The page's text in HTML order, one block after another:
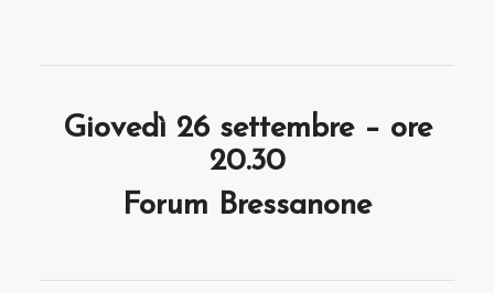
Giovedì 26 settembre – ore
20.30
Forum Bressanone